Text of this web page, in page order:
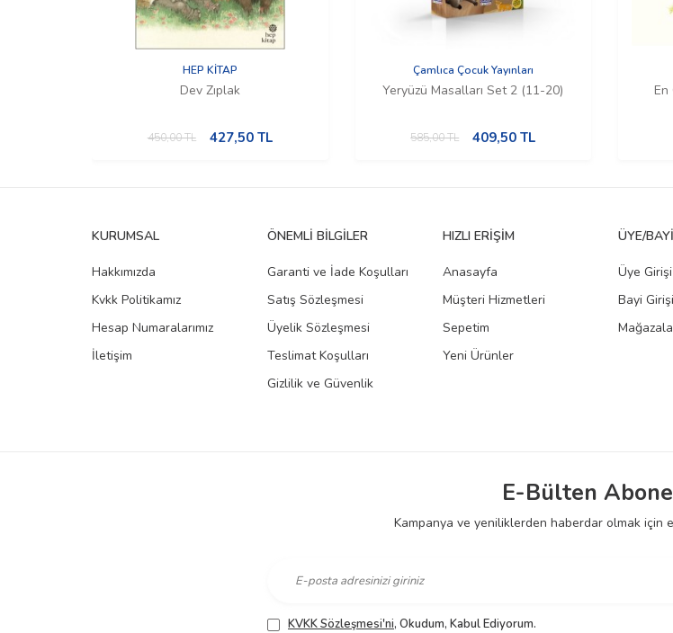
HEP KİTAP
Dev Zıplak
450,00TL 427,50TL
Çamlıca Çocuk Yayınları
Yeryüzü Masalları Set 2 (11-20)
585,00TL 409,50 TL
En
KURUMSAL
Hakkımızda
Kvkk Politikamız
Hesap Numaralarımız
İletişim
ÖNEMLI BILGILER
Garanti ve İade Koşulları
Satış Sözleşmesi
Üyelik Sözleşmesi
Teslimat Koşulları
Gizlilik ve Güvenlik
HIZLI ERIŞIM
Anasayfa
Müşteri Hizmetleri
Sepetim
Yeni Ürünler
ÜYE/BAYI
Üye Girişi
Bayi Girişi
E-Bülten
Kampanya ve yeniliklerden haberdar olmak için
KVKK Sözleşmesi'ni, Okudum, Kabul Ediyorum.